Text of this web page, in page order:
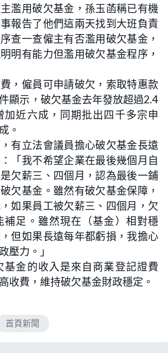
濫用破欠基金，孫玉菡稱已有機
報告了他們這兩天找到大班負責
查一查僱主有否濫用破欠基金，
明有能力但濫用破欠基金程序，
，僱員可申請破欠，索取特惠款
顯示，破欠基金去年發放超過2.4
加近六成，同期批出四千多宗申
。
有立法會議員擔心破欠基金長遠
「我不希望企業在最後幾個月自
欠薪三、四個月，認為最後一鋪
欠基金。雖然有破欠基金保障，
如果員工被欠薪三、四個月，欠
補足。雖然現在（基金）相對穩
但如果長遠每年都虧損，我擔心
壓力。」
基金的收入是來自商業登記證費
收費，維持破欠基金財政穩定。
首頁新聞